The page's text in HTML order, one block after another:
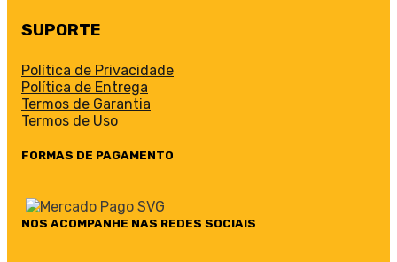
SUPORTE
Política de Privacidade
Política de Entrega
Termos de Garantia
Termos de Uso
FORMAS DE PAGAMENTO
NOS ACOMPANHE NAS REDES SOCIAIS